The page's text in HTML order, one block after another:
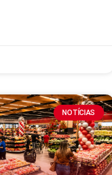
NOTÍCIAS